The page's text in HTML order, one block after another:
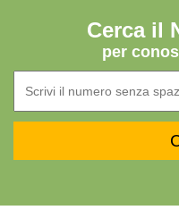
Cerca il
per